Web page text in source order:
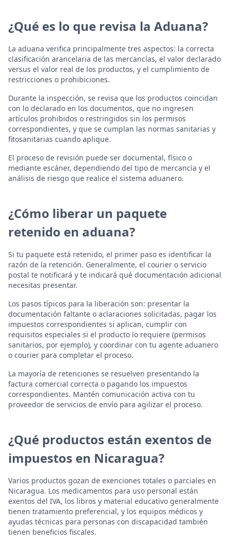
¿Qué es lo que revisa la Aduana?
La aduana verifica principalmente tres aspectos: la correcta
clasificación arancelaria de las mercancías, el valor declarado
versus el valor real de los productos, y el cumplimiento de
restricciones o prohibiciones.
Durante la inspección, se revisa que los productos coincidan
con lo declarado en los documentos, que no ingresen
artículos prohibidos o restringidos sin los permisos
correspondientes, y que se cumplan las normas sanitarias y
fitosanitarias cuando aplique.
El proceso de revisión puede ser documental, físico o
mediante escáner, dependiendo del tipo de mercancía y el
análisis de riesgo que realice el sistema aduanero.
¿Cómo liberar un paquete
retenido en aduana?
Si tu paquete está retenido, el primer paso es identificar la
razón de la retención. Generalmente, el courier o servicio
postal te notificará y te indicará qué documentación adicional
necesitas presentar.
Los pasos típicos para la liberación son: presentar la
documentación faltante o aclaraciones solicitadas, pagar los
impuestos correspondientes si aplican, cumplir con
requisitos especiales si el producto lo requiere (permisos
sanitarios, por ejemplo), y coordinar con tu agente aduanero
o courier para completar el proceso.
La mayoría de retenciones se resuelven presentando la
factura comercial correcta o pagando los impuestos
correspondientes. Mantén comunicación activa con tu
proveedor de servicios de envío para agilizar el proceso.
¿Qué productos están exentos de
impuestos en Nicaragua?
Varios productos gozan de exenciones totales o parciales en
Nicaragua. Los medicamentos para uso personal están
exentos del IVA, los libros y material educativo generalmente
tienen tratamiento preferencial, y los equipos médicos y
ayudas técnicas para personas con discapacidad también
tienen beneficios fiscales.